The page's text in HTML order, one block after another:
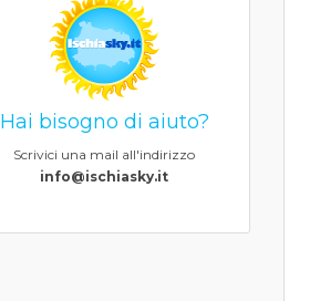
Hai bisogno di aiuto?
Scrivici una mail all'indirizzo
info@ischiasky.it